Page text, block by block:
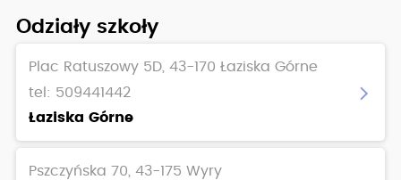
dużą zdawalnością naszych kursantów. Priorytetem
państwowy egzamin na prawo jazdy za pierwszym
razem!
Odziały szkoły
Plac Ratuszowy 5D, 43-170 Łaziska Górne
tel: 509441442
Łaziska Górne
Pszczyńska 70, 43-175 Wyry